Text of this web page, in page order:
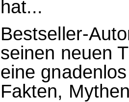
hat...
Bestseller-
seinen neuen
eine
Fakten,